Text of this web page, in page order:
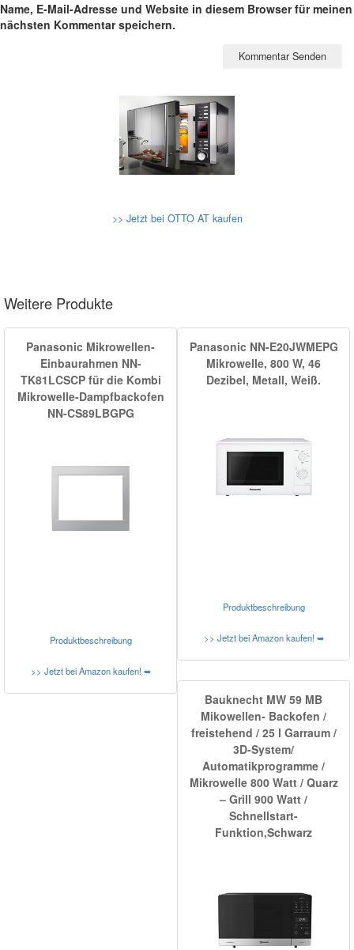
Name, E-Mail-Adresse und Website in diesem Browser für meinen
nächsten Kommentar speichern.
>> Jetzt bei OTTO AT kaufen
Weitere Produkte
Panasonic Mikrowellen-
Einbaurahmen NN-
TK81LCSCP für die Kombi
Mikrowelle-Dampfbackofen
NN-CS89LBGPG
Produktbeschreibung
>> Jetzt bei Amazon kaufen! ➥
Panasonic NN-E20JWMEPG
Mikrowelle, 800 W, 46
Dezibel, Metall, Weiß.
Produktbeschreibung
>> Jetzt bei Amazon kaufen! ➥
Bauknecht MW 59 MB
Mikowellen- Backofen /
freistehend / 25 l Garraum /
3D-System/
Automatikprogramme /
Mikrowelle 800 Watt / Quarz
– Grill 900 Watt /
Schnellstart-
Funktion,Schwarz